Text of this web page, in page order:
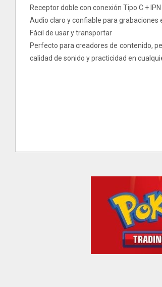
Receptor doble con conexión Tipo C + IPN
Audio claro y confiable para grabaciones
Fácil de usar y transportar
Perfecto para creadores de contenido,
calidad de sonido y practicidad en